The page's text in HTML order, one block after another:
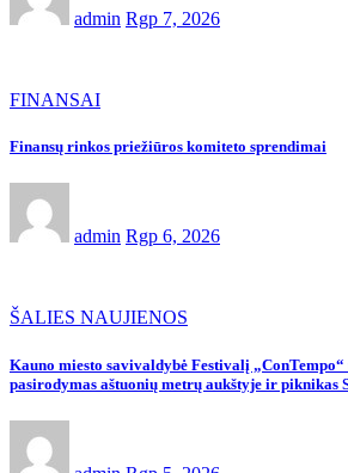
admin Rgp 7, 2026
FINANSAI
Finansų rinkos priežiūros komiteto sprendimai
admin Rgp 6, 2026
ŠALIES NAUJIENOS
Kauno miesto savivaldybė Festivalį „ConTempo“
pasirodymas aštuonių metrų aukštyje ir piknikas